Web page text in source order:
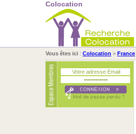
Colocation
Vous êtes ici : Colocation > France